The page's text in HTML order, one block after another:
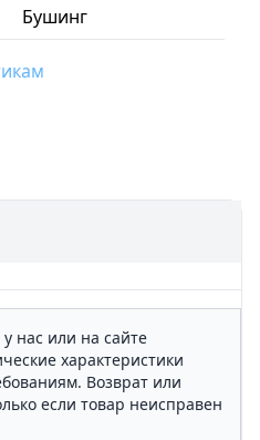
Бушинг
нас или на сайте
характеристики
Возврат или
если товар неисправен